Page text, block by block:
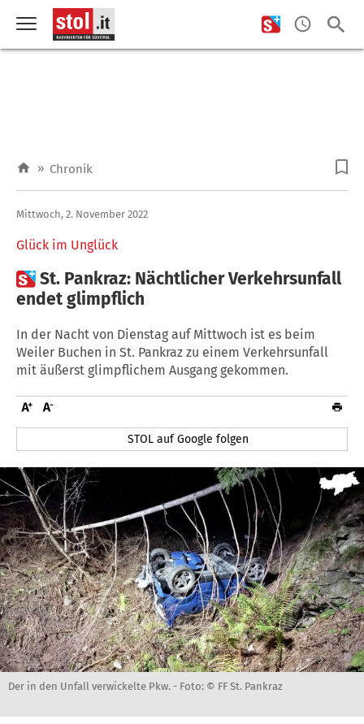
» Chronik
Glück im Unglück
Mittwoch, 2. November 2022
St. Pankraz: Nächtlicher Verkehrsunfall
endet glimpflich
In der Nacht von Dienstag auf Mittwoch ist es beim
Weiler Buchen in St. Pankraz zu einem Verkehrsunfall
mit äußerst glimpflichem Ausgang gekommen.
STOL auf Google folgen
Der in den Unfall verwickelte Pkw. - Foto: © FF St. Pankraz